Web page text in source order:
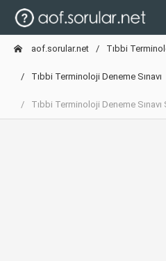
aof.sorular.net Tıbbi
Tıbbi Terminoloji Deneme Sınavı
Tıbbi Terminoloji Deneme